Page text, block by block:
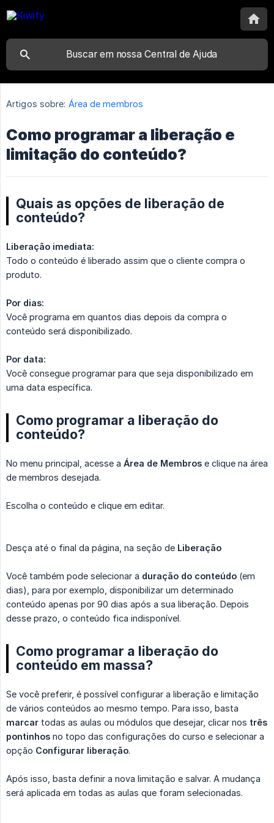
Artigos sobre: Área de membros
Como programar a liberação e
limitação do conteúdo?
Quais as opções de liberação de
conteúdo?
Liberação imediata:
Todo o conteúdo é liberado assim que o cliente compra o
produto.
Por dias:
Você programa em quantos dias depois da compra o
conteúdo será disponibilizado.
Por data:
Você consegue programar para que seja disponibilizado em
uma data específica.
Como programar a liberação do
conteúdo?
No menu principal, acesse a Área de Membros e clique na área
de membros desejada.
Escolha o conteúdo e clique em editar.
Desça até o final da página, na seção de Liberação
Você também pode selecionar a duração do conteúdo (em
dias), para por exemplo, disponibilizar um determinado
conteúdo apenas por 90 dias após a sua liberação. Depois
desse prazo, o conteúdo fica indisponível.
Como programar a liberação do
conteúdo em massa?
Se você preferir, é possível configurar a liberação e limitação
de vários conteúdos ao mesmo tempo. Para isso, basta
marcar todas as aulas ou módulos que desejar, clicar nos três
pontinhos no topo das configurações do curso e selecionar a
opção Configurar liberação.
Após isso, basta definir a nova limitação e salvar. A mudança
será aplicada em todas as aulas que foram selecionadas.